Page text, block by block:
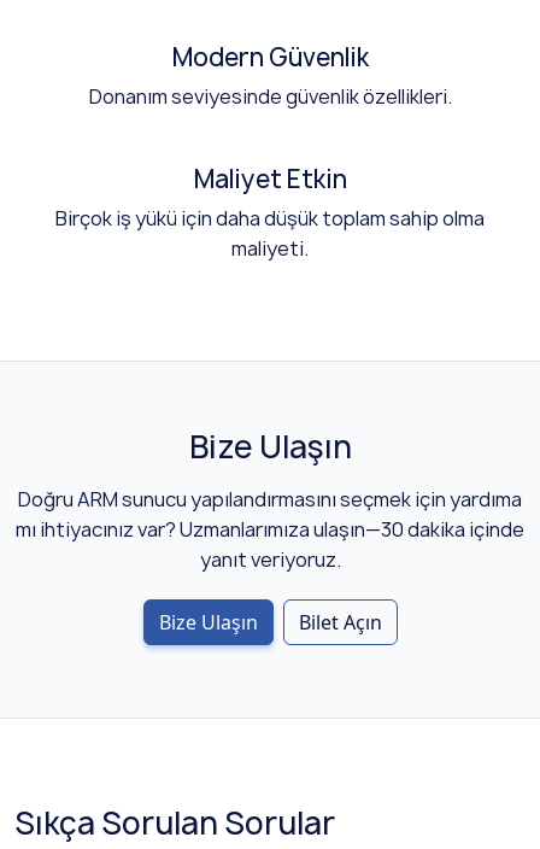
Modern Güvenlik
Donanım seviyesinde güvenlik özellikleri.
Maliyet Etkin
Birçok iş yükü için daha düşük toplam sahip olma
maliyeti.
Bize Ulaşın
Doğru ARM sunucu yapılandırmasını seçmek için yardıma
mı ihtiyacınız var? Uzmanlarımıza ulaşın—30 dakika içinde
yanıt veriyoruz.
Bize Ulaşın Bilet Açın
Sıkça Sorulan Sorular